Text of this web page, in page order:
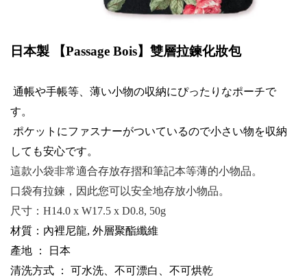
日本製 【Passage Bois】雙層拉鍊化妝包
通帳や手帳等、薄い小物の収納にぴったりなポーチで
す。
ポケットにファスナーがついているので小さい物を収納
しても安心です。
這款小袋非常適合存放存摺和筆記本等薄的小物品。
口袋有拉鍊，因此您可以安全地存放小物品。
尺寸： H14.0 x W17.5 x D0.8, 50g
材質：內裡尼龍, 外層聚酯纖維
產地 ： 日本
清洗方式 ： 可水洗、不可漂白、不可烘乾